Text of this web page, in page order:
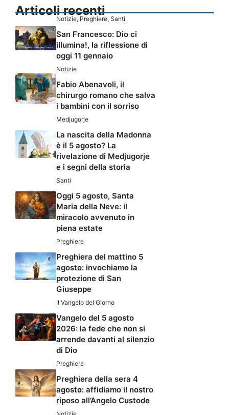
Articoli recenti
Notizie, Preghiere, Santi
San Francesco: Dio ci
illumina!, la riflessione di
oggi 11 gennaio
Notizie
Fabio Abenavoli, il
chirurgo romano che salva
i bambini con il sorriso
Medjugorje
La nascita della Madonna
è il 5 agosto? La
rivelazione di Medjugorje
e i segni della storia
Santi
Oggi 5 agosto, Santa
Maria della Neve: il
miracolo avvenuto in
piena estate
Preghiere
Preghiera del mattino 5
agosto: invochiamo la
protezione di San
Giuseppe
Il Vangelo del Giorno
Vangelo del 5 agosto
2026: la fede che non si
arrende davanti al silenzio
di Dio
Preghiere
Preghiera della sera 4
agosto: affidiamo il nostro
riposo all’Angelo Custode